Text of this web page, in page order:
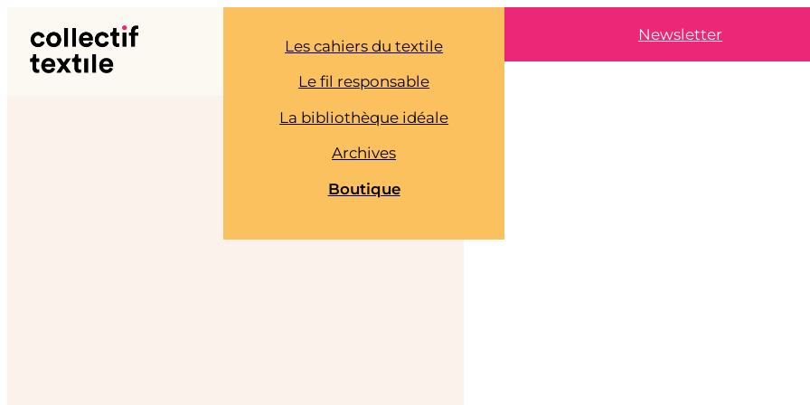
contenu
Les cahiers du textile
Le fil responsable
La bibliothèque idéale
Archives
Boutique
Newsletter